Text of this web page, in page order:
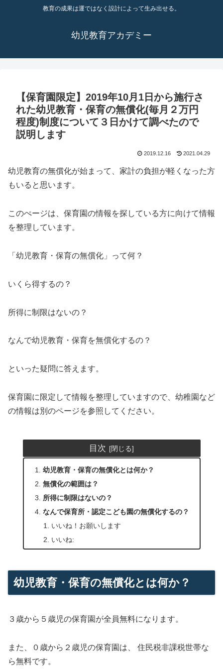
教育の成果は運ではなく設計によって生み出せる。
幼児教育アカデミー
【保育園限定】2019年10月1日から施行さ
れた幼児教育・保育の無償化(毎月２万円
程度)制度について３日かけて調べたので
説明します
2019.12.16 2021.04.29
幼児教育の無償化が始まって、家計の負担が軽くなった方
もいると思います。
このぺージは、保育園の情報を探している方に向けて情報
を整理しています。
「幼児教育・保育の無償化」って何？
いくら得するの？
所得に制限はないの？
なんで幼児教育・保育を無償化するの？
といった疑問に答えます。
保育園に限定して情報を整理していますので、幼稚園など
の情報は別のページを参照してください。
目次
幼児教育・保育の無償化とは何か？
無償化の範囲は？
所得に制限はないの？
なんで保育所・認定こども園の無償化するの？
いいね！お願いします
いいね:
幼児教育・保育の無償化とは何か？
３歳から５歳児の保育園が全員無料になります。
また、０歳から２歳児の保育園は、 住民税非課税世帯な
ら無料です。